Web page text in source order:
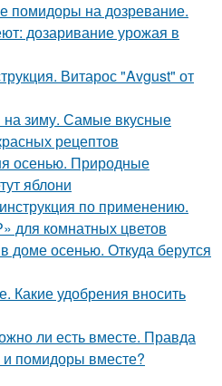
помидоры на дозревание.
дозаривание урожая в
Витарос "Avgust" от
на зиму. Самые вкусные
рецептов
осенью. Природные
яблони
по применению.
комнатных цветов
доме осенью. Откуда берутся
Какие удобрения вносить
ли есть вместе. Правда
и помидоры вместе?